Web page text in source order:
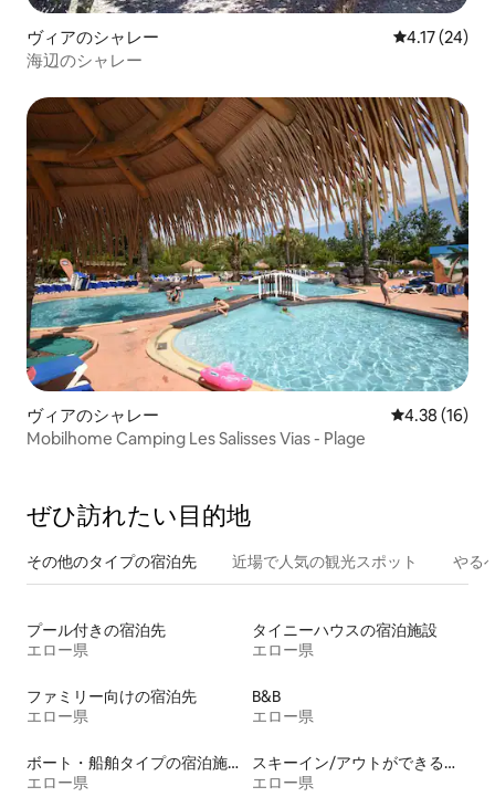
ヴィアのシャレー レビュー24
4.17 (24)
海辺のシャレー
ヴィアのシャレー レビュー16
4.38 (16)
Mobilhome Camping Les Salisses Vias - Plage
ぜひ訪⁠れ⁠た⁠い目⁠的⁠地
その他のタ⁠イ⁠プ⁠の宿⁠泊⁠先 近場で人気の観光スポット やる
プール付きの宿泊先
エロー県
タイニーハウスの宿泊施設
エロー県
ファミリー向けの宿泊先
エロー県
B&B
エロー県
ボート・船舶タイプの宿泊施設
エロー県
スキーイン/アウトができる宿泊先
エロー県